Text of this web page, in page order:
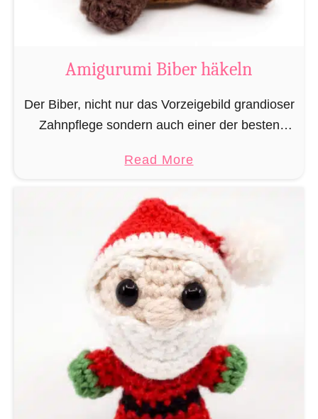
h
ä
k
l
Amigurumi Biber häkeln
Der Biber, nicht nur das Vorzeigebild grandioser
Zahnpflege sondern auch einer der besten
können braucht man Baumaterial und auch in
Read Morea
u
t
A
m
i
g
u
r
u
m